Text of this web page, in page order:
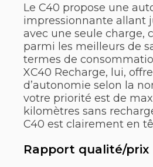
Le C40 propose une
impressionnante allant
avec une seule charge,
parmi les meilleurs de
termes de
XC40 Recharge, lui,
d’autonomie selon la
votre priorité est de
kilomètres sans
C40 est clairement en
Rapport qualité/prix